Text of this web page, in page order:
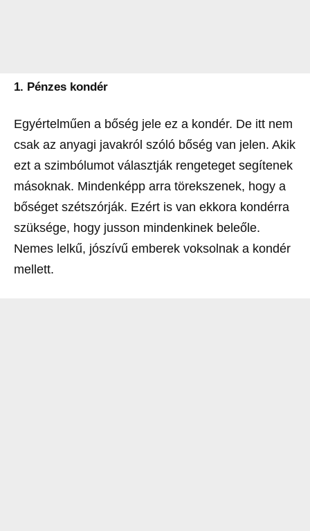
1. Pénzes kondér
Egyértelműen a bőség jele ez a kondér. De itt nem
csak az anyagi javakról szóló bőség van jelen. Akik
ezt a szimbólumot választják rengeteget segítenek
másoknak. Mindenképp arra törekszenek, hogy a
bőséget szétszórják. Ezért is van ekkora kondérra
szüksége, hogy jusson mindenkinek beleőle.
Nemes lelkű, jószívű emberek voksolnak a kondér
mellett.